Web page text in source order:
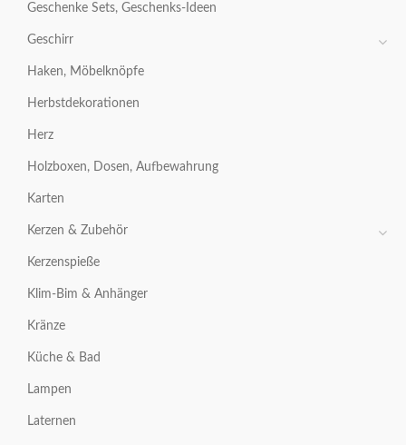
Geschenke Sets, Geschenks-Ideen
Geschirr
Haken, Möbelknöpfe
Herbstdekorationen
Herz
Holzboxen, Dosen, Aufbewahrung
Karten
Kerzen & Zubehör
Kerzenspieße
Klim-Bim & Anhänger
Kränze
Küche & Bad
Lampen
Laternen